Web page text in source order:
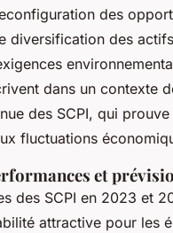
des
diversification des
dans un contexte
des SCPI, qui prouve
fluctuations
et
des SCPI en 2023 et
attractive pour les